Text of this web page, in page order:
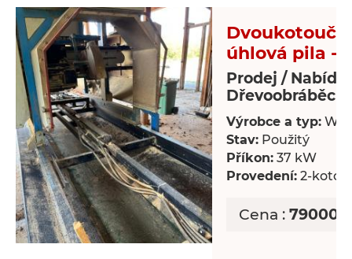
úhlová pila -
Prodej /
Dřevoobráběcí
Výrobce a typ:
Stav: Použitý
Příkon: 37 kW
Provedení: 2-
Cena : 790000